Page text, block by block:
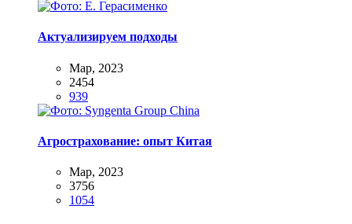
Актуализируем подходы
Мар, 2023
2454
939
Агрострахование: опыт Китая
Мар, 2023
3756
1054